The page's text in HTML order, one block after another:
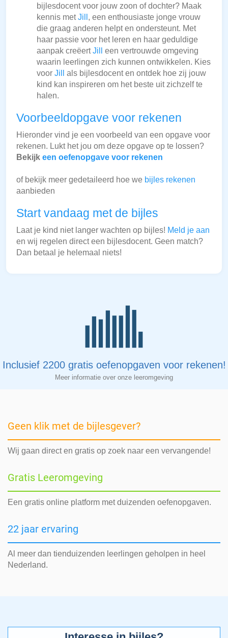
bijlesdocent voor jouw zoon of dochter? Maak
kennis metJill , een enthousiaste jonge vrouw
die graag anderen helpt en ondersteunt. Met
haar passie voor het leren en haar geduldige
aanpak creëertJill
een vertrouwde omgeving
waarin leerlingen zich kunnen ontwikkelen. Kies
voor Jill
als bijlesdocent en ontdek hoe zij jouw
kind kan inspireren om het beste uit zichzelf te
halen.
Voorbeeldopgave voor rekenen
Hieronder vind je een voorbeeld van een opgave voor
rekenen. Lukt het jou om deze opgave op te lossen?
Bekijk een oefenopgave voor rekenen
of bekijk meer gedetaileerd hoe we bijles rekenen
aanbieden
Start vandaag met de bijles
Laat je kind niet langer wachten op bijles! Meld je aan
en wij regelen direct een bijlesdocent. Geen match?
Dan betaal je helemaal niets!
Inclusief 2200 gratis oefenopgaven voor rekenen!
Meer informatie over onze leeromgeving
Geen klik met de bijlesgever?
Wij gaan direct en gratis op zoek naar een vervangende!
Gratis Leeromgeving
Een gratis online platform met duizenden oefenopgaven.
22 jaar ervaring
Al meer dan tienduizenden leerlingen geholpen in heel
Nederland.